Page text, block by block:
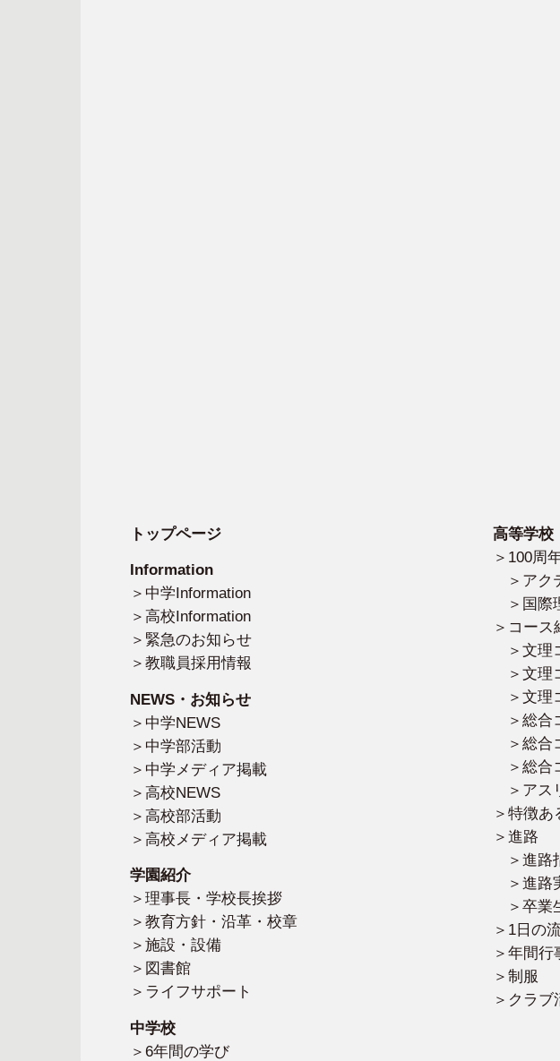
トップページ
Information
中学Information
高校Information
緊急のお知らせ
教職員採用情報
NEWS・お知らせ
中学NEWS
中学部活動
中学メディア掲載
高校NEWS
高校部活動
高校メディア掲載
学園紹介
理事長・学校長挨拶
教育方針・沿革・校章
施設・設備
図書館
ライフサポート
中学校
6年間の学び
高等学校
100周
アク
国際
コース
文理
文理
文理
総合
総合
総合
アス
特徴あ
進路
進路
進路
卒業
1日の
年間行
制服
クラブ